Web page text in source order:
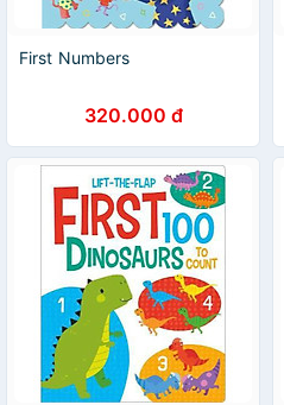
First Numbers
320.000 đ